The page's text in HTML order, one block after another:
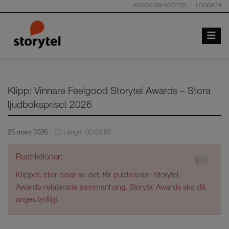
ANSÖK OM ACCESS LOGGA IN
Toggle
Klipp: Vinnare Feelgood Storytel Awards – Stora
ljudbokspriset 2026
25 mars 2026 Längd: 00:04:56
Restriktioner:
Klippet, eller delar av det, får publiceras i Storytel
Awards-relaterade sammanhang. Storytel Awards ska då
anges tydligt.